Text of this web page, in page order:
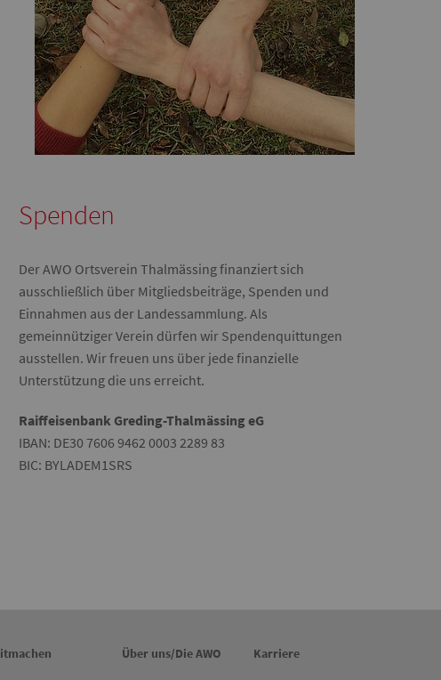
Spenden
Der AWO Ortsverein Thalmässing finanziert sich
ausschließlich über Mitgliedsbeiträge, Spenden und
Einnahmen aus der Landessammlung. Als
gemeinnütziger Verein dürfen wir Spendenquittungen
ausstellen. Wir freuen uns über jede finanzielle
Unterstützung die uns erreicht.
Raiffeisenbank Greding-Thalmässing eG
IBAN: DE30 7606 9462 0003 2289 83
BIC: BYLADEM1SRS
Über uns/Die AWO Karriere